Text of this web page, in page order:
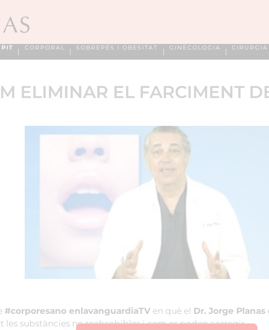
PIT CORPORAL SOBREPÈS I OBESITAT GINECOLOGIA
ELIMINAR EL FARCIMENT
#corporesano enlavanguardiaTVen què el Dr. Jorge Planas
les substàncies no reabsobibles i com es poden corregir.